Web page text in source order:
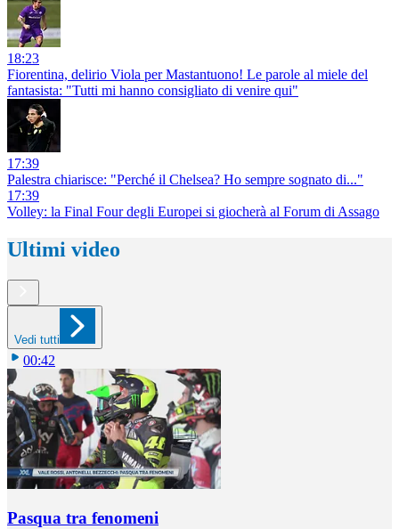
18:23
Fiorentina, delirio Viola per Mastantuono! Le parole al miele del
fantasista: "Tutti mi hanno consigliato di venire qui"
17:39
Palestra chiarisce: "Perché il Chelsea? Ho sempre sognato di..."
17:39
Volley: la Final Four degli Europei si giocherà al Forum di Assago
Ultimi video
Vedi tutti
00:42
Pasqua tra fenomeni